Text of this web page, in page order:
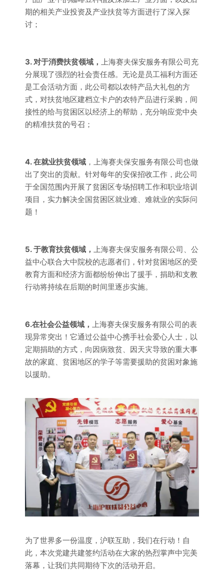
期的相关产业投资及产业扶贫等方面进行了深入探
讨；
3. 对于消费扶贫领域， 上海赛夫保安服务有限公司充
分展现了强烈的社会责任感。无论是员工福利方面还
是工会活动方面，此公司都以农特产品大礼包的方
式，对扶贫地区建档立卡户的农特产品进行采购，间
接性的给与贫困区以经济上的帮助，充分响应党中央
的精准扶贫的号召；
4. 在就业扶贫领域 ，上海赛夫保安服务有限公司也做
出了突出的贡献。针对每年的安保招收工作，此公司
于全国范围内开展了贫困区专场招聘工作和职业培训
项目，实力解决全国贫困区就业难、难就业的实际问
题！
5. 于教育扶贫领域， 上海赛夫保安服务有限公司、公
益中心联合大中院校的志愿者们，针对贫困地区的受
教育方面和经济方面都纷纷伸出了援手，捐助和支教
行动将持续在后期的时间里逐步实施。
6.在社会公益领域， 上海赛夫保安服务有限公司的表
现异常突出！它通过公益中心携手社会爱心人士，以
定期捐助的方式，向因病致贫、因天灾导致的重大事
故的家庭、贫困地区的学子等需要援助的贫困对象施
以援助。
为了世界多一份温度，沪联互助，我们在行动！自
此，本次党建共建签约活动在大家的热烈掌声中完美
落幕，让我们共同期待下次的活动开启。